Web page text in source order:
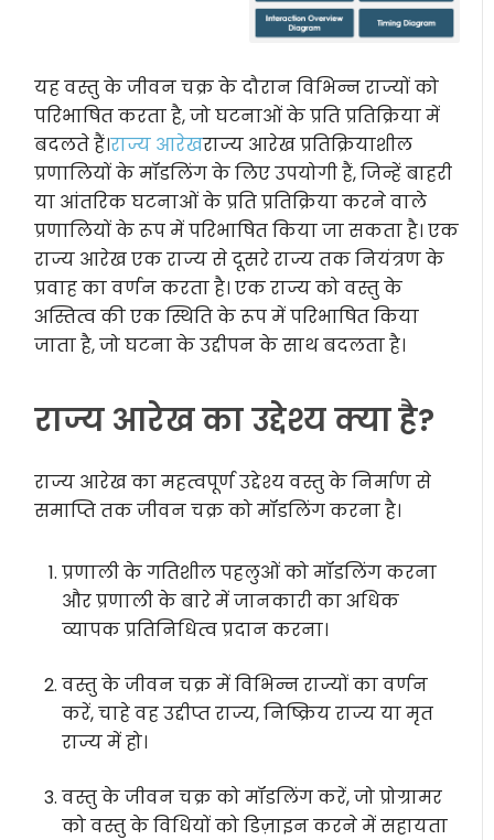
यह वस्तु के जीवन चक्र के दौरान विभिन्न राज्यों को
परिभाषित करता है, जो घटनाओं के प्रति प्रतिक्रिया में
बदलते हैं।राज्य आरेखराज्य आरेख प्रतिक्रियाशील
प्रणालियों के मॉडलिंग के लिए उपयोगी हैं, जिन्हें बाहरी
या आंतरिक घटनाओं के प्रति प्रतिक्रिया करने वाले
प्रणालियों के रूप में परिभाषित किया जा सकता है। एक
राज्य आरेख एक राज्य से दूसरे राज्य तक नियंत्रण के
प्रवाह का वर्णन करता है। एक राज्य को वस्तु के
अस्तित्व की एक स्थिति के रूप में परिभाषित किया
जाता है, जो घटना के उद्दीपन के साथ बदलता है।
राज्य आरेख का उद्देश्य क्या है?
राज्य आरेख का महत्वपूर्ण उद्देश्य वस्तु के निर्माण से
समाप्ति तक जीवन चक्र को मॉडलिंग करना है।
प्रणाली के गतिशील पहलुओं को मॉडलिंग करना
और प्रणाली के बारे में जानकारी का अधिक
व्यापक प्रतिनिधित्व प्रदान करना।
वस्तु के जीवन चक्र में विभिन्न राज्यों का वर्णन
करें, चाहे वह उद्दीप्त राज्य, निष्क्रिय राज्य या मृत
राज्य में हो।
वस्तु के जीवन चक्र को मॉडलिंग करें, जो प्रोग्रामर
को वस्तु के विधियों को डिज़ाइन करने में सहायता